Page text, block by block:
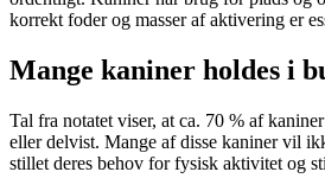
korrekt foder og masser af aktivering er
Mange kaniner holdes i
Tal fra notatet viser, at ca. 70 % af
eller delvist. Mange af disse kaniner vil
stillet deres behov for fysisk aktivitet og